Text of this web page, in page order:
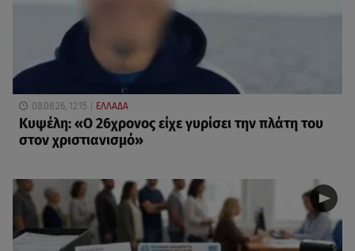
08.08.26, 12:15 ΕΛΛΑΔΑ
Κυψέλη: «Ο 26χρονος είχε γυρίσει την πλάτη του
στον χριστιανισμό»